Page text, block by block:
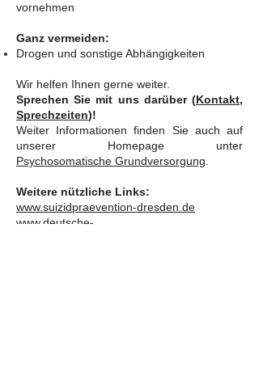
vornehmen
Ganz vermeiden:
Drogen und sonstige Abhängigkeiten
Wir helfen Ihnen gerne weiter.
Sprechen Sie mit uns darüber (Kontakt,
Sprechzeiten)!
Weiter Informationen finden Sie auch auf
unserer Homepage unter
Psychosomatische Grundversorgung
Weitere nützliche Links:
www.suizidpraevention-dresden.de
www.deutsche-